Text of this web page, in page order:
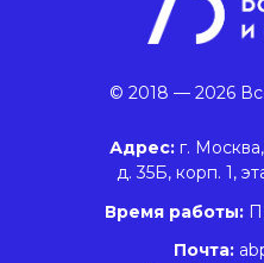
Адрес: г.
д. 35Б, корп. 1,
© 2018 — 2026
Время работы:
Почта: